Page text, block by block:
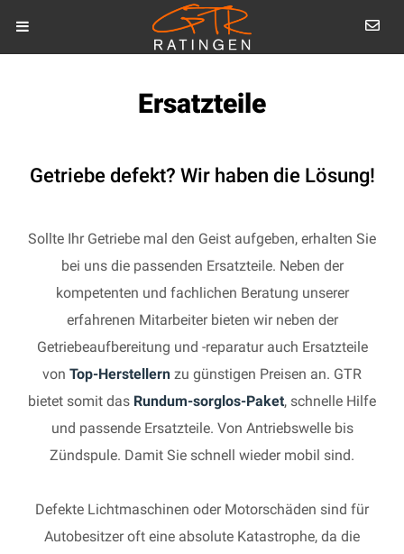
Ersatzteile
Getriebe defekt? Wir haben die Lösung!
Sollte Ihr Getriebe mal den Geist aufgeben, erhalten Sie
bei uns die passenden Ersatzteile. Neben der
kompetenten und fachlichen Beratung unserer
erfahrenen Mitarbeiter bieten wir neben der
Getriebeaufbereitung und -reparatur auch Ersatzteile
von Top-Herstellern zu günstigen Preisen an. GTR
bietet somit das Rundum-sorglos-Paket, schnelle Hilfe
und passende Ersatzteile. Von Antriebswelle bis
Zündspule. Damit Sie schnell wieder mobil sind.
Defekte Lichtmaschinen oder Motorschäden sind für
Autobesitzer oft eine absolute Katastrophe, da die